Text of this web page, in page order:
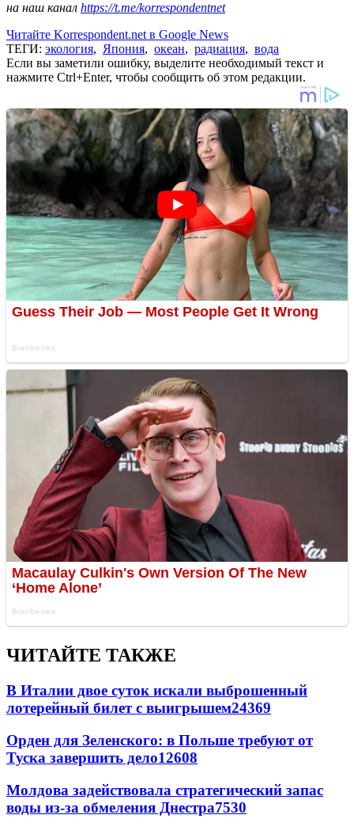
на наш канал https://t.me/korrespondentnet
Читайте Korrespondent.net в Google News
ТЕГИ: экология, Япония, океан, радиация, вода
Если вы заметили ошибку, выделите необходимый текст и
нажмите Ctrl+Enter, чтобы сообщить об этом редакции.
ЧИТАЙТЕ ТАКЖЕ
В Италии двое суток искали выброшенный
лотерейный билет с выигрышем24369
Орден для Зеленского: в Польше требуют от
Туска завершить дело12608
Молдова задействовала стратегический запас
воды из-за обмеления Днестра7530